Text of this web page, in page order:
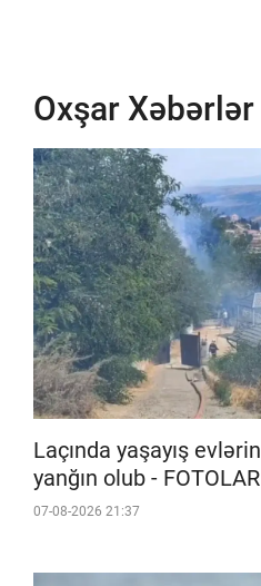
Oxşar Xəbərlər
Laçında yaşayış
yanğın olub - FOTOLAR
07-08-2026 21:37